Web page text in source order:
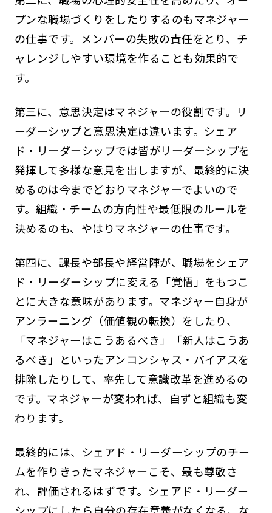
プンな職場づくりをしたりするのもマネジャー
の仕事です。メンバーの失敗の責任をとり、チ
ャレンジしやすい環境を作ることも効果的で
す。
第三に、意思決定はマネジャーの役割です。リ
ーダーシップと意思決定は違います。シェア
ド・リーダーシップでは皆がリーダーシップを
発揮して多様な意見を出しますが、最終的に決
めるのは今までどおりマネジャーでよいので
す。組織・チームの方向性や最低限のルールを
決めるのも、やはりマネジャーの仕事です。
第四に、課長や部長や経営陣が、職場をシェア
ド・リーダーシップに変える「覚悟」をもつこ
とに大きな意味があります。マネジャー自身が
アンラーニング（価値観の転換）をしたり、
「マネジャーはこうあるべき」「新人はこうあ
るべき」といったアンコンシャス・バイアスを
排除したりして、率先して意識改革を進めるの
です。マネジャーが変われば、自ずと組織も変
わります。
最終的には、シェアド・リーダーシップのチー
ムを作りきったマネジャーこそ、最も尊敬さ
れ、評価されるはずです。シェアド・リーダー
シップにしたら自分の存在意義がなくなる、な